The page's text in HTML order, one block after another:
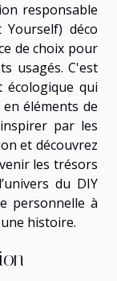
responsable
déco
de choix pour
usagés. C'est
écologique qui
éléments de
par les
et découvrez
les trésors
du DIY
personnelle à
histoire.